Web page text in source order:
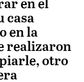
en el
casa
en la
realizaron
otro